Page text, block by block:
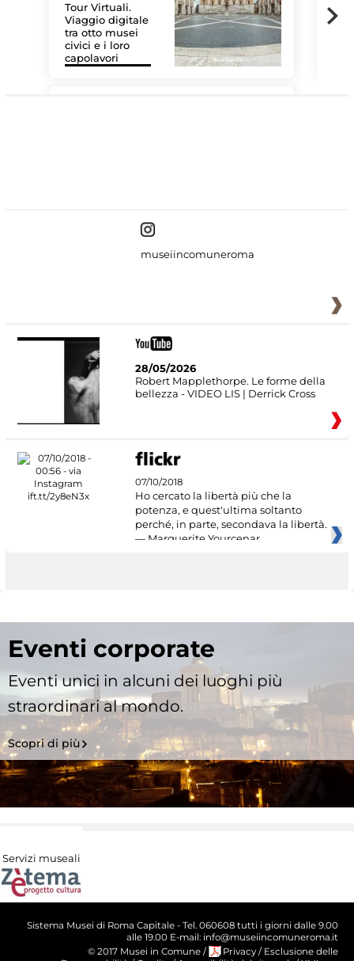
Tour Virtuali.
Viaggio digitale
tra otto musei
civici e i loro
capolavori
museiincomuneroma
28/05/2026
Robert Mapplethorpe. Le forme della
bellezza - VIDEO LIS | Derrick Cross
07/10/2018
Ho cercato la libertà più che la
potenza, e quest'ultima soltanto
perché, in parte, secondava la libertà.
— Marguerite Yourcenar
Eventi corporate
Eventi unici in alcuni dei luoghi più
straordinari al mondo.
Scopri di più
Servizi museali
Sistema Musei di Roma Capitale - Tel. 060608 tutti i giorni dalle 9.00
alle 19.00 E-mail: info@museiincomuneroma.it
© 2017 Musei in Comune / Privacy / Esclusione delle